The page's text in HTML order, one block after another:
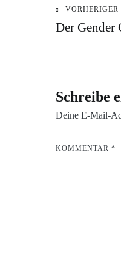
KATEGORIE:
BLOG
VORHERIGER
Der Gender
Schreibe
Deine E-Mail-
KOMMENTAR *